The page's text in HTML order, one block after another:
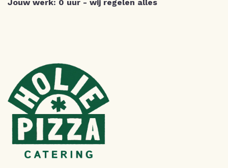
Jouw werk: 0 uur - wij regelen alles